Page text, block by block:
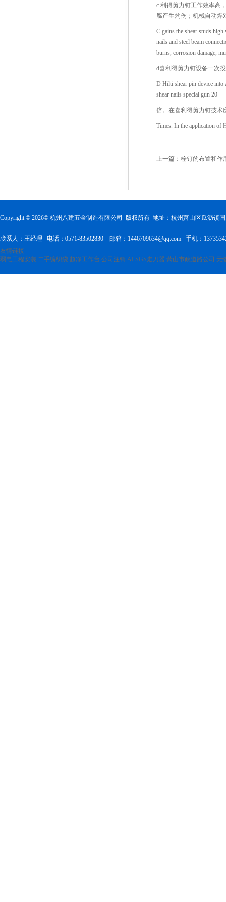
c 利得剪力钉工作效率高
腐产生灼伤；机械自动焊
C gains the shear studs
nails and steel beam
burns, corrosion damage,
d喜利得剪力钉设备一次
D Hilti shear pin device into
shear nails special gun 20
倍。在喜利得剪力钉技术
Times. In the application of
上一篇： 栓钉的布置和作
Copyright © 2026© 杭州八建五金制造有限公司 版权所有 地址：杭州萧山区瓜沥镇
联系人：王经理 电话：0571-83502830 邮箱：1446709634@qq.com 手机：
友情链接
弱电工程安装 二手编织袋 超净工作台 公司注销 ALSGS走刀器 萧山市政道路公司 无